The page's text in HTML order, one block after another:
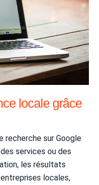
locale grâce
recherche sur Google
services ou des
les résultats
locales,